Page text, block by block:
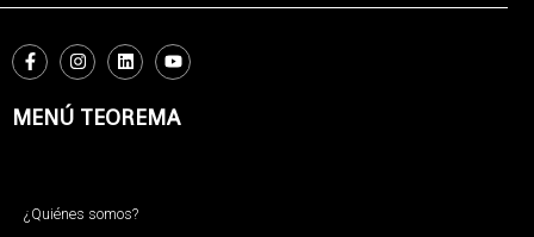
MENÚ TEOREMA
¿Quiénes somos?